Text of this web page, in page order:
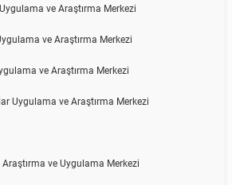
ve Araştırma Merkezi
ve Araştırma Merkezi
ve Araştırma Merkezi
Uygulama ve Araştırma Merkezi
Araştırma ve Uygulama Merkezi